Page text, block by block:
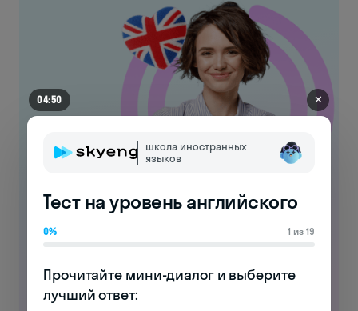
Занимайтесь английским
Выполняйте интерактивные упражнения
04:50 ✕
школа иностранных
языков
Тест на уровень английского
0% 1 из 19
Прочитайте мини-диалог и выберите
лучший ответ: